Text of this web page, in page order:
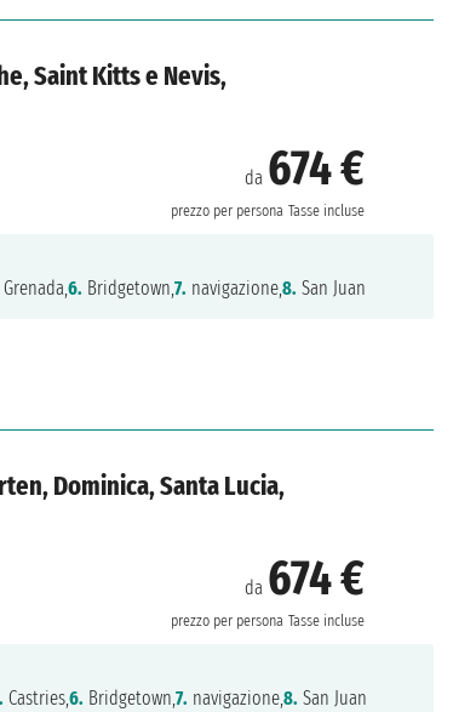
Saint Kitts e Nevis,
da 674 €
prezzo per persona Tasse incluse
Grenada,6. Bridgetown,7. navigazione,8. San Juan
Dominica, Santa Lucia,
da 674 €
prezzo per persona Tasse incluse
Castries,6. Bridgetown,7. navigazione,8. San Juan